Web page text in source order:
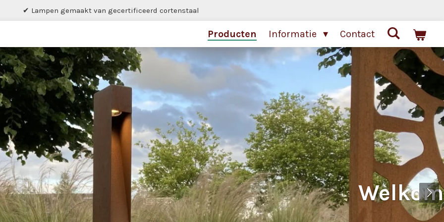
✔ Lampen gemaakt van gecertificeerd cortenstaal
Producten Informatie Contact
In overkapping
en tuin